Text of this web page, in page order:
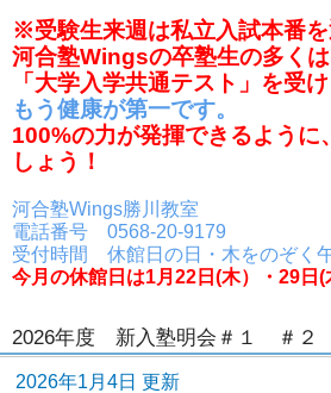
※受験生来週は私立入試本番
河合塾Wingsの卒塾生の多く
「大学入学共通テスト」を受け
もう健康が第一です。
100%の力が発揮できるように
しょう！
河合塾Wings勝川教室
電話番号 0568-20-9179
受付時間 休館日の日・木をのぞく
今月の休館日は1月22日(木）・29日
2026年度 新入塾明会＃１ ＃２
2026年1月4日 更新